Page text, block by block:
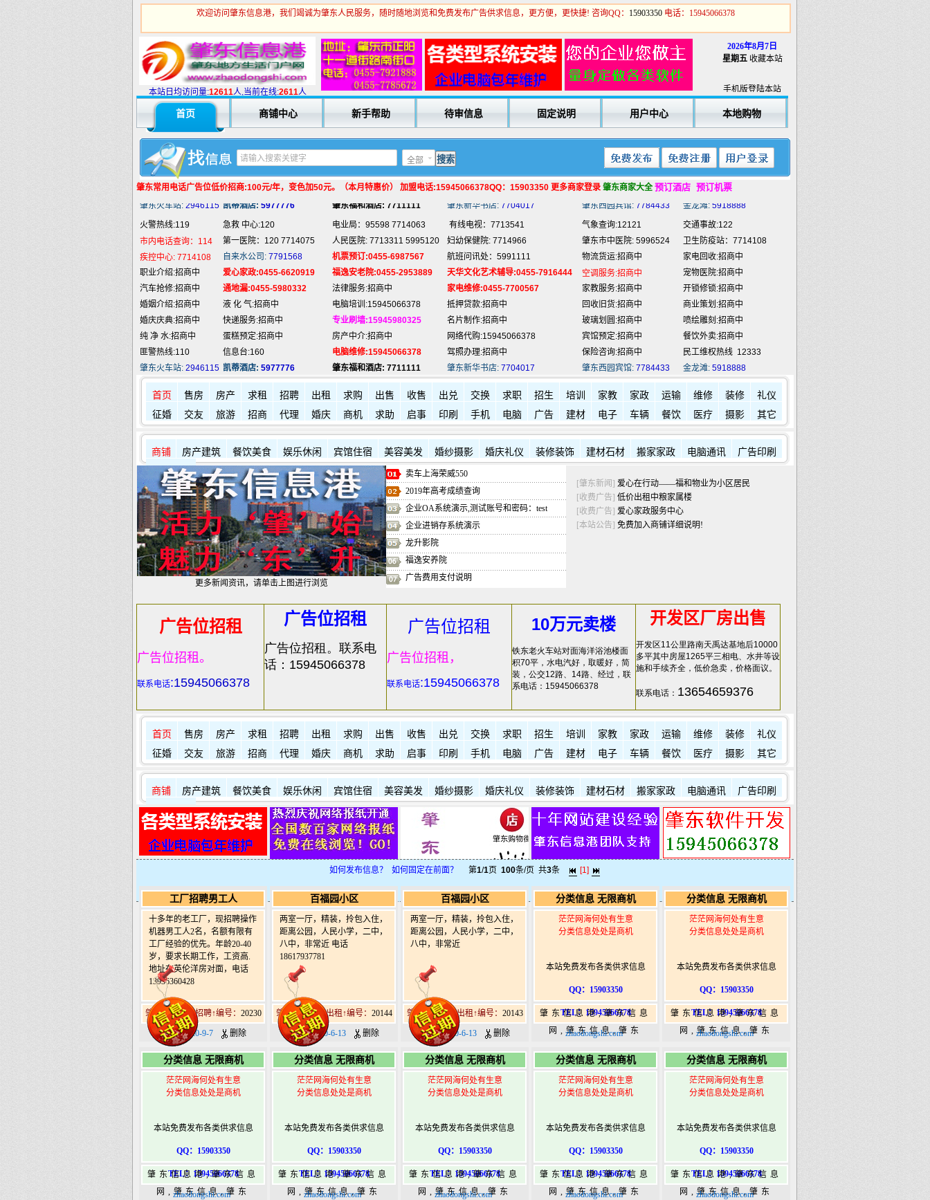
欢迎访问肇东信息港，我们竭诚为肇东人民服务，随时随地浏览和免费发布广告供求信息，更方便，更快捷! 咨询QQ： 15903350 电话：15945066378
本站日均访问量:12611人,当前在线:2611人
2026年8月7日
星期五 收藏本站
手机版登陆本站
首页 商铺中心 新手帮助 待审信息 固定说明 用户中心 本地购物
全部
肇东常用电话广告位低价招商:100元/年，变色加50元。（本月特惠价） 加盟电话:15945066378QQ：15903350 更多商家登录 肇东商家大全 预订酒店 预订机票
火警热线:119 急救 中心:120 电业局：95598 7714063 有线电视：7713541 气象查询:12121
交通事故:122
市内电话查询：114
第一医院：120 7714075 人民医院: 7713311 5995120 妇幼保健院: 7714966 肇东市中医院: 5996524
疾控中心:7714108 自来水公司:7791568 机票预订:0455-6987567 航班问讯处：5991111
家电回收:招商中
职业介绍:招商中
汽车抢修:招商中
通地漏:0455-5980332 法律服务:招商中 家电维修:0455-7700567 家教服务:招商中
开锁修锁:招商中
婚庆庆典:招商中
快递服务:招商中 专业刷墙:15945980325 名片制作:招商中 玻璃划圆:招商中
喷绘雕刻:招商中
纯 净 水:招商中
蛋糕预定:招商中 房产中介:招商中 网络代购:15945066378 宾馆预定:招商中
餐饮外卖:招商中
匪警热线:110
信息台:160 电脑维修:15945066378 驾照办理:招商中 保险咨询:招商中 民工维权热线
火警热线:119
急救 中心:120 电业局：95598 7714063 有线电视：7713541 气象查询:12121
交通事故:122
市内电话查询：114
第一医院：120 7714075 人民医院: 7713311 5995120 妇幼保健院: 7714966 肇东市中医院: 5996524
卫生防疫站：7714108
疾控中心:
自来水公司: 机票预订:0455-6987567 航班问讯处：5991111 物流货运:招商中
家电回收:招商中
职业介绍:招商中
爱心家政:0455-6620919 福逸安老院:0455-2953889 天华文化艺术辅导:0455-7916444 空调服务:招商中
宠物医院:招商中
汽车抢修:招商中
通地漏:0455-5980332 法律服务:招商中 家电维修:0455-7700567 家教服务:招商中
开锁修锁:招商中
婚姻介绍:招商中
液 化 气:招商中 电脑培训:15945066378 抵押贷款:招商中 回收旧货:招商中
商业策划:招商中
婚庆庆典:招商中
快递服务:招商中 专业刷墙:15945980325 名片制作:招商中 玻璃划圆:招商中
喷绘雕刻:招商中
纯 净 水:招商中
蛋糕预定:招商中 房产中介:招商中 网络代购:15945066378 宾馆预定:招商中
餐饮外卖:招商中
匪警热线:110
信息台:160 电脑维修:15945066378 驾照办理:招商中 保险咨询:招商中 民工维权热线
肇东火车站:
凯蒂酒店: 肇东福和酒店: 7711111 肇东新华书店: 肇东西园宾馆: 金龙滩:
首页 售房 房产 求租 招聘 出租 求购 出售 收售 出兑 交换 求职 招生 培训 家教 家政 运输 维修 装修
礼仪
征婚
交友 旅游 招商 代理 婚庆 商机 求助 启事 印刷 手机 电脑 广告 建材 电子 车辆 餐饮 医疗 摄影 其它
商铺 房产建筑 餐饮美食 娱乐休闲 宾馆住宿 美容美发 婚纱摄影 婚庆礼仪 装修装饰 建材石材 搬家家政 电脑通讯
广告印刷
其它店铺
更多新闻资讯，请单击上图进行浏览
卖车上海荣威550
2019年高考成绩查询
企业OA系统演示,测试账号和密码：test
企业进销存系统演示
龙升影院
福逸安养院
广告费用支付说明
[肇东新闻] 爱心在行动——福和物业为小区居民发放蔬菜包
[收费广告] 低价出租中粮家属楼
[收费广告] 爱心家政服务中心
[本站公告] 免费加入商铺详细说明!
广告位招租
广告位招租。
联系电话:15945066378
广告位招租
广告位招租。联系电
话：15945066378
广告位招租
广告位招租，
联系电话:15945066378
10万元卖楼
铁东老火车站对面海洋浴池楼面
积70平，水电汽好，取暖好，简
装，公交12路、14路、经过，联
系电话：15945066378
开发区厂房出售
开发区11公里路南天禹达基地后10000
多平其中房屋1265平三相电、水井等设
施和手续齐全，低价急卖，价格面议。
联系电话： 13654659376
首页 售房 房产 求租 招聘 出租 求购 出售 收售 出兑 交换 求职 招生 培训 家教 家政 运输 维修 装修
礼仪
征婚
交友 旅游 招商 代理 婚庆 商机 求助 启事 印刷 手机 电脑 广告 建材 电子 车辆 餐饮 医疗 摄影 其它
商铺 房产建筑 餐饮美食 娱乐休闲 宾馆住宿 美容美发 婚纱摄影 婚庆礼仪 装修装饰 建材石材 搬家家政 电脑通讯
广告印刷
其它店铺
如何发布信息？ 如何固定在前面？ 第1/1页 100条/页 共3条 [1]
工厂招聘男工人
十多年的老工厂，现招聘操作
机器男工人2名，名额有限有
工厂经验的优先。年龄20-40
岁，要求长期工作，工资高.
地址在英伦洋房对面，电话
13936360428
肇东南10道街招聘↑编号： 20230
日期：2020-9-7 删除
百福园小区
两室一厅，精装，拎包入住，
距离公园，人民小学，二中，
八中，非常近 电话
18617937781
肇东南10道街出租↑编号： 20144
日期：2020-6-13 删除
百福园小区
两室一厅，精装，拎包入住，
距离公园，人民小学，二中，
八中，非常近
肇东南10道街出租↑编号： 20143
日期：2020-6-13 删除
分类信息 无限商机
茫茫网海何处有生意
分类信息处处是商机
本站免费发布各类供求信息
QQ：15903350
TEL：15945066378
肇东信息港,肇东信息
网,肇东信息,肇东
港|www.zhaodongshi.com
zhaodongshi.com
分类信息 无限商机
茫茫网海何处有生意
分类信息处处是商机
本站免费发布各类供求信息
QQ：15903350
TEL：15945066378
肇东信息港,肇东信息
网,肇东信息,肇东
港|www.zhaodongshi.com
zhaodongshi.com
分类信息 无限商机
茫茫网海何处有生意
分类信息处处是商机
本站免费发布各类供求信息
QQ：15903350
TEL：15945066378
肇东信息港,肇东信息
网,肇东信息,肇东
zhaodongshi.com
分类信息 无限商机
茫茫网海何处有生意
分类信息处处是商机
本站免费发布各类供求信息
QQ：15903350
TEL：15945066378
肇东信息港,肇东信息
网,肇东信息,肇东
zhaodongshi.com
分类信息 无限商机
茫茫网海何处有生意
分类信息处处是商机
本站免费发布各类供求信息
QQ：15903350
TEL：15945066378
肇东信息港,肇东信息
网,肇东信息,肇东
zhaodongshi.com
分类信息 无限商机
茫茫网海何处有生意
分类信息处处是商机
本站免费发布各类供求信息
QQ：15903350
TEL：15945066378
肇东信息港,肇东信息
网,肇东信息,肇东
zhaodongshi.com
分类信息 无限商机
茫茫网海何处有生意
分类信息处处是商机
本站免费发布各类供求信息
QQ：15903350
TEL：15945066378
肇东信息港,肇东信息
网,肇东信息,肇东
zhaodongshi.com